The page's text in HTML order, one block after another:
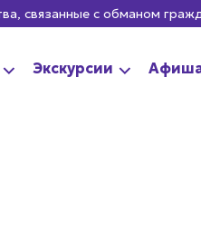
обманом граждан
Экскурсии